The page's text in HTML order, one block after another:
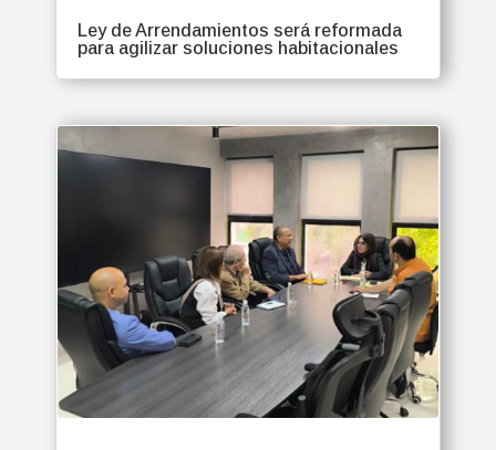
Ley de Arrendamientos será reformada
para agilizar soluciones habitacionales